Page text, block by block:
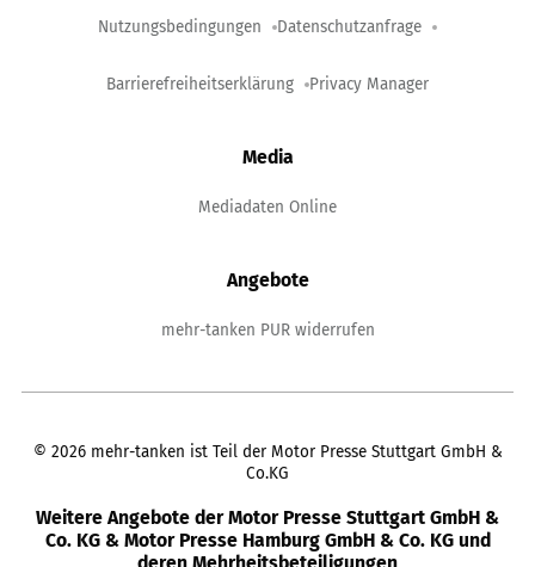
Nutzungsbedingungen Datenschutzanfrage
Barrierefreiheitserklärung Privacy Manager
Media
Mediadaten Online
Angebote
mehr-tanken PUR widerrufen
© 2026 mehr-tanken ist Teil der Motor Presse Stuttgart GmbH &
Co.KG
Weitere Angebote der Motor Presse Stuttgart GmbH &
Co. KG & Motor Presse Hamburg GmbH & Co. KG und
deren Mehrheitsbeteiligungen